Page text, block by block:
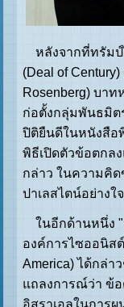
หลังจากที่ทรัมป์
(Deal of Century)
Rosenberg) บา
ก่อตั้งกลุ่มพันธมิต
ปิติยืนดีในหนังสือ
พิธีเปิดตัวข้อตกล
กล่าว ในความคิ
ปาเลสไตน์อย่างใ
ในอีกด้านหนึ่ง "
องค์การไซออนิส
America) ได้กล่
แถลงการณ์ว่า ข้
อิสราเอลในการ